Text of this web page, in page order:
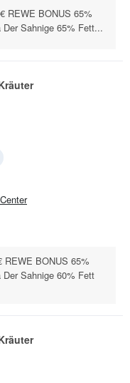
REWE BONUS 65%
Sahnige 65% Fett...
BONUS 65%
Sahnige 60% Fett